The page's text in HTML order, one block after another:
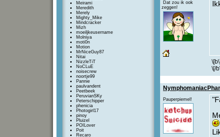
Meirami
Meredith
Merely
Mighty_Mike
Mindcracker
Mizh
moeiljkeusername
Molniya
moti0n
Motion
MrNiceGuy87
Nitai
NizzleTiT
NoCLuE
noisecrew
noortje99
Pannie
paulvandent
Peetbeek
PeruvianSKy
Peterschipper
phenicia
Photogirl17
pinoy
Pluizel
POILover
Poit
Recaro
Dat zou ik ook
zeggen!
\[/
Pauperpiemel!